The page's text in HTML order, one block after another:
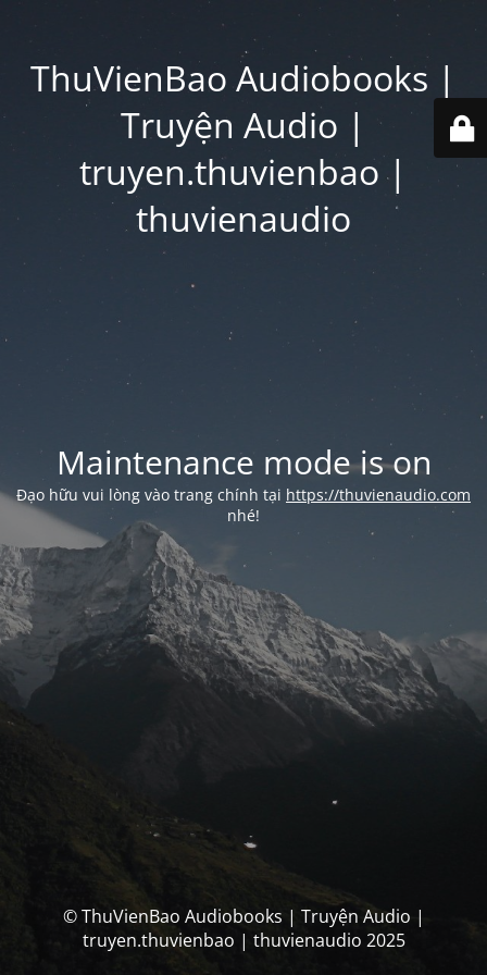
ThuVienBao Audiobooks |
Truyện Audio |
truyen.thuvienbao |
thuvienaudio
Maintenance mode is on
Đạo hữu vui lòng vào trang chính tại https://thuvienaudio.com
nhé!
© ThuVienBao Audiobooks | Truyện Audio |
truyen.thuvienbao | thuvienaudio 2025